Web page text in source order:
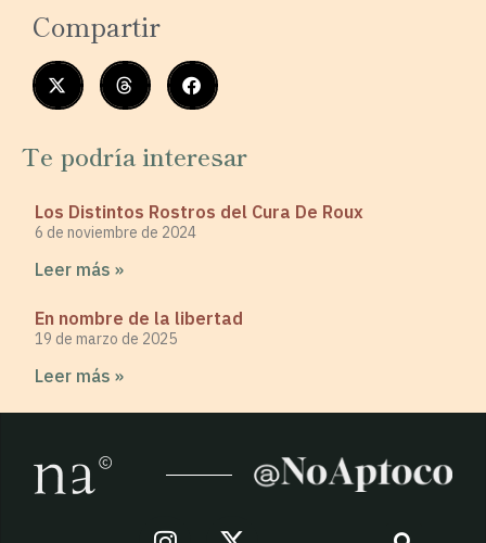
Compartir
Te podría interesar
Los Distintos Rostros del Cura De Roux
6 de noviembre de 2024
Leer más »
En nombre de la libertad
19 de marzo de 2025
Leer más »